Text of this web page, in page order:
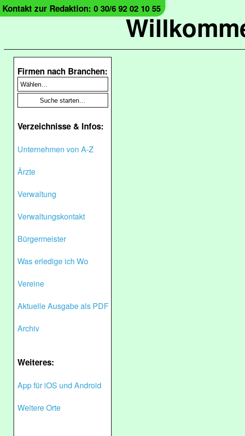
Kontakt zur Redaktion: 0 30/6 92 02 10 55
Firmen nach Branchen:
Verzeichnisse & Infos:
Unternehmen von A-Z
Ärzte
Verwaltung
Verwaltungskontakt
Bürgermeister
Was erledige ich Wo
Vereine
Aktuelle Ausgabe als PDF
Archiv
Weiteres:
App für iOS und Android
Weitere Orte